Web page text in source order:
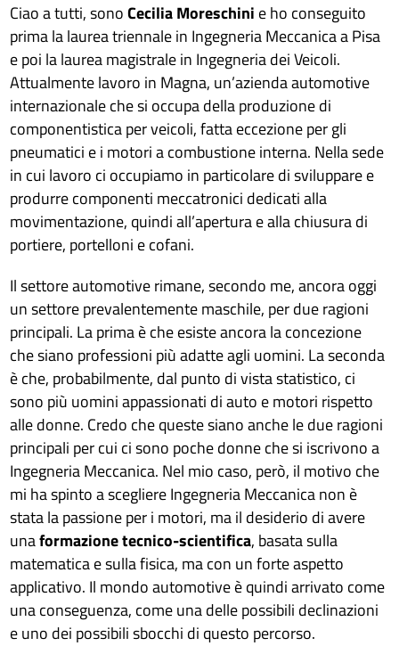
Ciao a tutti, sonoCecilia Moreschini e ho conseguito
prima la laurea triennale in Ingegneria Meccanica a Pisa
e poi la laurea magistrale in Ingegneria dei Veicoli.
Attualmente lavoro in Magna, un’azienda automotive
internazionale che si occupa della produzione di
componentistica per veicoli, fatta eccezione per gli
pneumatici e i motori a combustione interna. Nella sede
in cui lavoro ci occupiamo in particolare di sviluppare e
produrre componenti meccatronici dedicati alla
movimentazione, quindi all’apertura e alla chiusura di
portiere, portelloni e cofani.
Il settore automotive rimane, secondo me, ancora oggi
un settore prevalentemente maschile, per due ragioni
principali. La prima è che esiste ancora la concezione
che siano professioni più adatte agli uomini. La seconda
è che, probabilmente, dal punto di vista statistico, ci
sono più uomini appassionati di auto e motori rispetto
alle donne. Credo che queste siano anche le due ragioni
principali per cui ci sono poche donne che si iscrivono a
Ingegneria Meccanica. Nel mio caso, però, il motivo che
mi ha spinto a scegliere Ingegneria Meccanica non è
stata la passione per i motori, ma il desiderio di avere
unaformazione tecnico-scientifica, basata sulla
matematica e sulla fisica, ma con un forte aspetto
applicativo. Il mondo automotive è quindi arrivato come
una conseguenza, come una delle possibili declinazioni
e uno dei possibili sbocchi di questo percorso.